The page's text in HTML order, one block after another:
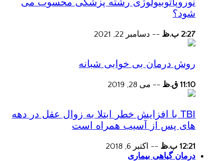
شود؟
2:27 ب.ظ -- دسامبر 22, 2021
روش درمان بی خوابی شبانه
11:10 ق.ظ -- می 28, 2019
TBI با افزایش خطر ابتلا به زوال عقل در دهه
های پس از آسیب همراه است
12:21 ب.ظ -- اکتبر 6, 2018
درمان گیاهی بیماری